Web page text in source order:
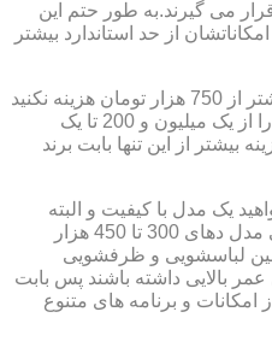
قرار می گیرند.به طور حتم این
از حد استاندارد بیشتر
برای خرید اجاق گازهای داخلی بیشتر از 750 هزار تومان هزینه نکنید
اما مدل های وارداتی به درد بخور را از یک میلیون و 200 تا یک
هزینه بیشتر از این تنها بابت برند
یک مدل با کیفیت و البته
مخزن دار را انتخاب کنید به راحتی مدل دهای 300 تا 450 هزار
لباسشویی و ظرفشویی
بالایی داشته باشند پس بابت
و برنامه های متنوع